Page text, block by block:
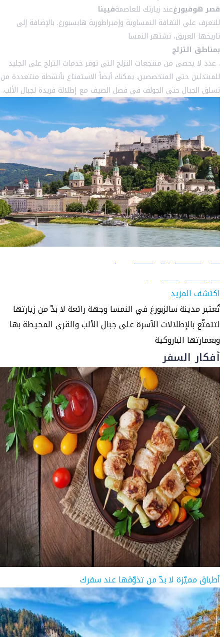
قصر هوفبورغعند زيارتك للعاصمةفيينا
للتعرف على الثقافة النمساوية وإمبراطورية هابسبورغ. بالإضافة إلى
تاريخها العريق، تشتهر النمسا
بمناطق التزلج
. عدد لا يحصى من منتجعات التزلج التي توفر خدمات التزلج على الجليد
للمبتدئين حتى المتخصصين. يمكنك أيضاً الاستمتاع بأنشطة متتعددة من
تسلق الجبال حتى الجولف في فصل الصيف مع إطلالة فريدة لجبال الألب.
دليل السفر إلى سالزبورغ
تعرّف على سالزبورغ
اكتشف المزيد
تُعتبر مدينة سالزبورغ في النمسا وجهة رائعة لا بدّ من زيارتها
لتتمتّع بالإطلالات الآسرة على جبال الألب والقرى المحيطة بها
وبعمارتها الباروكية
أفكار السفر
أطباق مميّزة لا بدّ من تذوّقها عند سفرك